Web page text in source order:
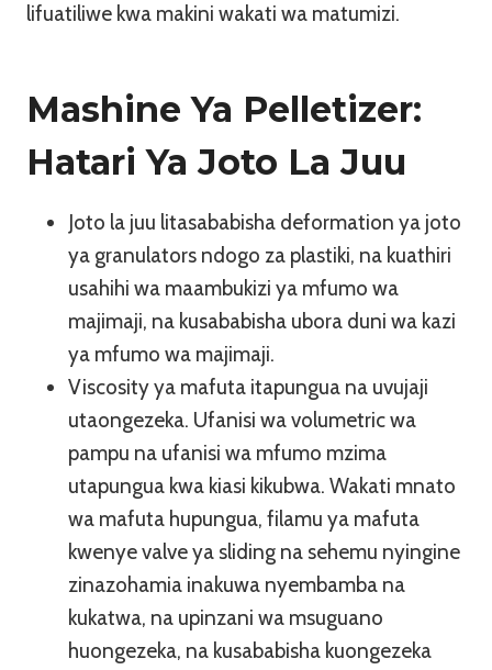
lifuatiliwe kwa makini wakati wa matumizi.
Mashine Ya Pelletizer:
Hatari Ya Joto La Juu
Joto la juu litasababisha deformation ya joto
ya granulators ndogo za plastiki, na kuathiri
usahihi wa maambukizi ya mfumo wa
majimaji, na kusababisha ubora duni wa kazi
ya mfumo wa majimaji.
Viscosity ya mafuta itapungua na uvujaji
utaongezeka. Ufanisi wa volumetric wa
pampu na ufanisi wa mfumo mzima
utapungua kwa kiasi kikubwa. Wakati mnato
wa mafuta hupungua, filamu ya mafuta
kwenye valve ya sliding na sehemu nyingine
zinazohamia inakuwa nyembamba na
kukatwa, na upinzani wa msuguano
huongezeka, na kusababisha kuongezeka